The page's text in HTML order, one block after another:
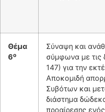
Θέμα
6ο
Σύναψη και
σύμφωνα με τις
147) για την
Αποκομιδή
Συβότων και
διάστημα